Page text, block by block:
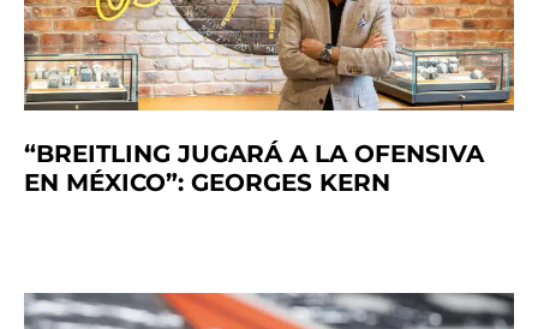
“BREITLING JUGARÁ A LA OFENSIVA
EN MÉXICO”: GEORGES KERN